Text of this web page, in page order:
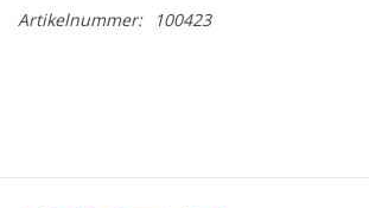
Artikelnummer: 100423